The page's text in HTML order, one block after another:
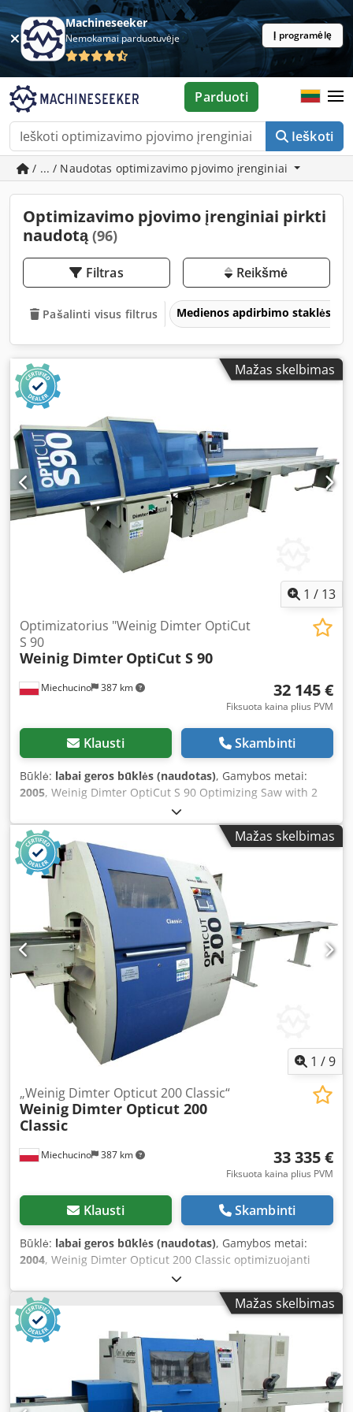
Machineseeker
Nemokamai parduotuvėje Į programėlę
Ieškoti
Parduoti
/ ... / Naudotas optimizavimo pjovimo įrenginiai
Optimizavimo pjovimo įrenginiai pirkti
naudotą(96)
Filtras Reikšmė
Pašalinti visus filtrus Medienos apdirbimo staklės
Mažas skelbimas
1 / 13
Miechucino 387 km
Optimizatorius "Weinig Dimter OptiCut
S 90
Weinig Dimter OptiCut S 90
32 145 €
Fiksuota kaina plius PVM
Klausti Skambinti
Būklė: labai geros būklės (naudotas), Gamybos metai:
2005, Weinig Dimter OptiCut S 90 Optimizing Saw with 2
Ejectors – After technical inspection – German production –
Year of manufacture: 2005 TECHNICAL SPECIFICATIONS: -
Max. cutting length: 4500 mm - Max. width: 360 mm - Max.
height: 160 mm - Automatic length measurement -
Optimization in 4 quality classes - Total power: 13 kW - Saw
motor power: 7.5 kW - Pneumatic side and top pressure -
Saw blade diameter: max. 500 mm - OptiCom Assist control
system Dsdpji Apgmefx Aiiokr - Outfeed belt conveyor:
5600 mm - Two ejectors - Total length: 13 m - Element
marking printer - Cutting accuracy: +/- 0.5 mm - Transport
dimensions (L/W/H): 600 / 240 / 190 cm - Weight: ~ 1800 kg
Mažas skelbimas
1 /9
Miechucino 387 km
„Weinig Dimter Opticut 200 Classic“
Weinig Dimter Opticut 200
Classic
33 335 €
Fiksuota kaina plius PVM
Klausti Skambinti
Būklė: labai geros būklės (naudotas), Gamybos metai:
2004, Weinig Dimter Opticut 200 Classic optimizuojanti
pjovimo linija – atlikta techninė apžiūra – pagaminimo
metai: 2004 – atitikties deklaracija, techninė dokumentacija
– vokiška gamyba TECHNINIAI PARAMETRAI: min./maks.
įleidžiamo ruošinio ilgis: 800 / 3500 mm min./maks.
įleidžiamo ruošinio plotis: 80 / 200 mm min./maks.
įleidžiamo ruošinio storis: 12 / 80 mm medienos tipas:
kietmedis / minkštoji mediena Dsdpfxsgz Tbds Aiiokr
pjovimas pagal žymę medienos klasifikacija maks.
padavimo greitis: 120 m/min pagreitis: 5 m/s² pjūklo disko
Mažas skelbimas